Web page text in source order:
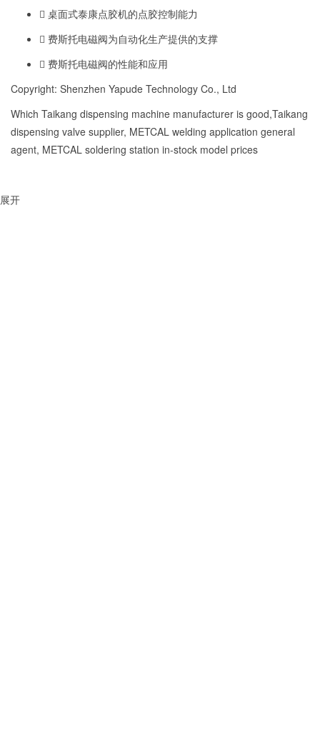
桌面式泰康点胶机的点胶控制能力
费斯托电磁阀为自动化生产提供的支撑
费斯托电磁阀的性能和应用
Copyright: Shenzhen Yapude Technology Co., Ltd
Which Taikang dispensing machine manufacturer is good,Taikang
dispensing valve supplier, METCAL welding application general
agent, METCAL soldering station in-stock model prices
展开